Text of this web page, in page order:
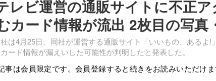
レビ運営の通販サイトに不正
カード情報が流出 2枚目の写真
は4月25日、同社が運営する通販サイト「いいもの、あるよ!
ード情報が漏えいした可能性が判明したと発表した。
事は会員限定です。会員登録すると続きをお読みいただけま